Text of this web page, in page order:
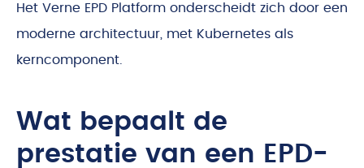
Het Verne EPD Platform onderscheidt zich door een
moderne architectuur, met Kubernetes als
kerncomponent.
Wat bepaalt de
prestatie van een EPD-